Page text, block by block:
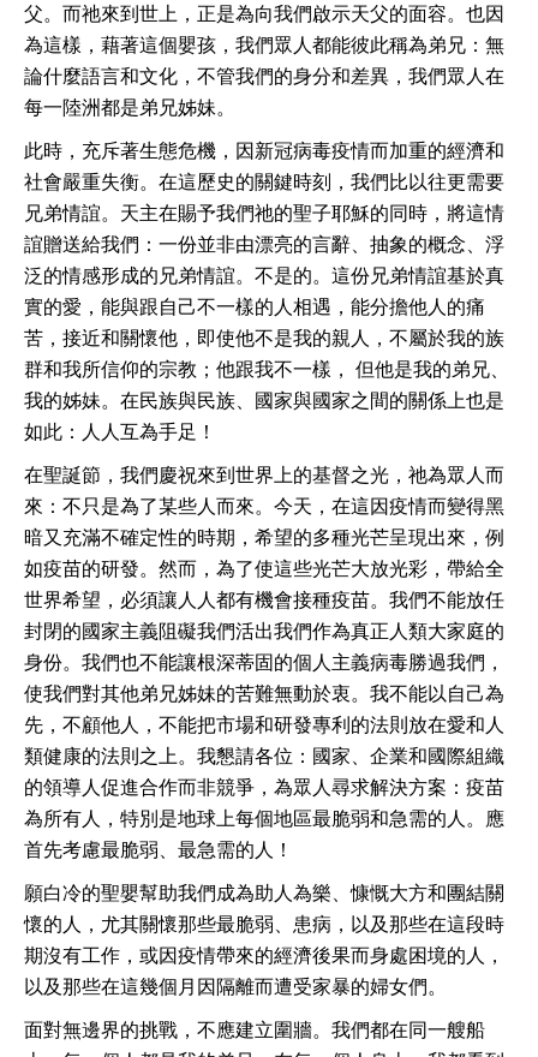
父。而祂來到世上，正是為向我們啟示天父的面容。也因
為這樣，藉著這個嬰孩，我們眾人都能彼此稱為弟兄：無
論什麼語言和文化，不管我們的身分和差異，我們眾人在
每一陸洲都是弟兄姊妹。
此時，充斥著生態危機，因新冠病毒疫情而加重的經濟和
社會嚴重失衡。在這歷史的關鍵時刻，我們比以往更需要
兄弟情誼。天主在賜予我們祂的聖子耶穌的同時，將這情
誼贈送給我們：一份並非由漂亮的言辭、抽象的概念、浮
泛的情感形成的兄弟情誼。不是的。這份兄弟情誼基於真
實的愛，能與跟自己不一樣的人相遇，能分擔他人的痛
苦，接近和關懷他，即使他不是我的親人，不屬於我的族
群和我所信仰的宗教；他跟我不一樣， 但他是我的弟兄、
我的姊妹。在民族與民族、國家與國家之間的關係上也是
如此：人人互為手足！
在聖誕節，我們慶祝來到世界上的基督之光，祂為眾人而
來：不只是為了某些人而來。今天，在這因疫情而變得黑
暗又充滿不確定性的時期，希望的多種光芒呈現出來，例
如疫苗的研發。然而，為了使這些光芒大放光彩，帶給全
世界希望，必須讓人人都有機會接種疫苗。我們不能放任
封閉的國家主義阻礙我們活出我們作為真正人類大家庭的
身份。我們也不能讓根深蒂固的個人主義病毒勝過我們，
使我們對其他弟兄姊妹的苦難無動於衷。我不能以自己為
先，不顧他人，不能把市場和研發專利的法則放在愛和人
類健康的法則之上。我懇請各位：國家、企業和國際組織
的領導人促進合作而非競爭，為眾人尋求解決方案：疫苗
為所有人，特別是地球上每個地區最脆弱和急需的人。應
首先考慮最脆弱、最急需的人！
願白冷的聖嬰幫助我們成為助人為樂、慷慨大方和團結關
懷的人，尤其關懷那些最脆弱、患病，以及那些在這段時
期沒有工作，或因疫情帶來的經濟後果而身處困境的人，
以及那些在這幾個月因隔離而遭受家暴的婦女們。
面對無邊界的挑戰，不應建立圍牆。我們都在同一艘船